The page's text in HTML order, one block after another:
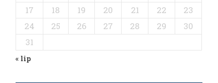
17
18 19 20 21 22
23
24
25 26 27 28 29
30
31
« lip